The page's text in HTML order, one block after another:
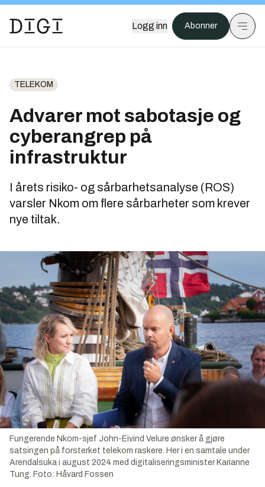
Logg inn Abonner
TELEKOM
Advarer mot sabotasje og
cyberangrep på
infrastruktur
I årets risiko- og sårbarhetsanalyse (ROS)
varsler Nkom om flere sårbarheter som krever
nye tiltak.
Fungerende Nkom-sjef John-Eivind Velure ønsker å gjøre
satsingen på forsterket telekom raskere. Her i en samtale under
Arendalsuka i august 2024 med digitaliseringsminister Karianne
Tung. Foto: Håvard Fossen